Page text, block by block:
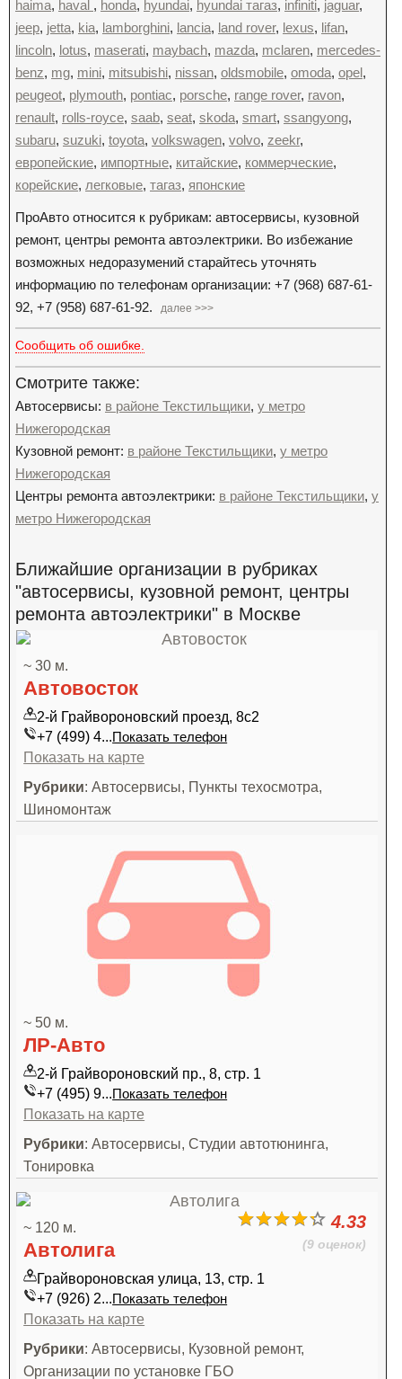
haima, haval , honda, hyundai, hyundai тагаз, infiniti, jaguar,
jeep, jetta, kia, lamborghini, lancia, land rover, lexus, lifan,
lincoln, lotus, maserati, maybach, mazda, mclaren, mercedes-
benz, mg, mini, mitsubishi, nissan, oldsmobile, omoda, opel,
peugeot, plymouth, pontiac, porsche, range rover, ravon,
renault, rolls-royce, saab, seat, skoda, smart, ssangyong,
subaru, suzuki, toyota, volkswagen, volvo, zeekr,
европейские, импортные, китайские, коммерческие,
корейские, легковые, тагаз, японские
ПроАвто относится к рубрикам: автосервисы, кузовной
ремонт, центры ремонта автоэлектрики. Во избежание
возможных недоразумений старайтесь уточнять
информацию по телефонам организации: +7 (968) 687-61-
92, +7 (958) 687-61-92.
далее >>>
Сообщить об ошибке.
Смотрите также:
Автосервисы: в районе Текстильщики, у метро
Нижегородская
Кузовной ремонт: в районе Текстильщики, у метро
Нижегородская
Центры ремонта автоэлектрики: в районе Текстильщики, у
метро Нижегородская
Ближайшие организации в рубриках
"автосервисы, кузовной ремонт, центры
ремонта автоэлектрики" в Москве
~ 30 м.
Автовосток
2-й Грайвороновский проезд, 8с2
+7 (499) 4...Показать телефон
Показать на карте
Рубрики: Автосервисы, Пункты техосмотра,
Шиномонтаж
~ 50 м.
ЛР-Авто
2-й Грайвороновский пр., 8, стр. 1
+7 (495) 9...Показать телефон
Показать на карте
Рубрики: Автосервисы, Студии автотюнинга,
Тонировка
4.33
(9 оценок)
~ 120 м.
Автолига
Грайвороновская улица, 13, стр. 1
+7 (926) 2...Показать телефон
Показать на карте
Рубрики: Автосервисы, Кузовной ремонт,
Организации по установке ГБО